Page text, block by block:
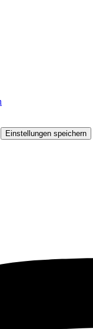
Einstellungen speichern